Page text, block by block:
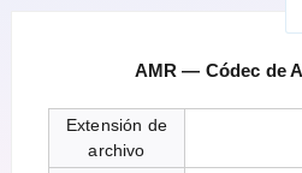
AMR — Códec de
Extensión de
archivo